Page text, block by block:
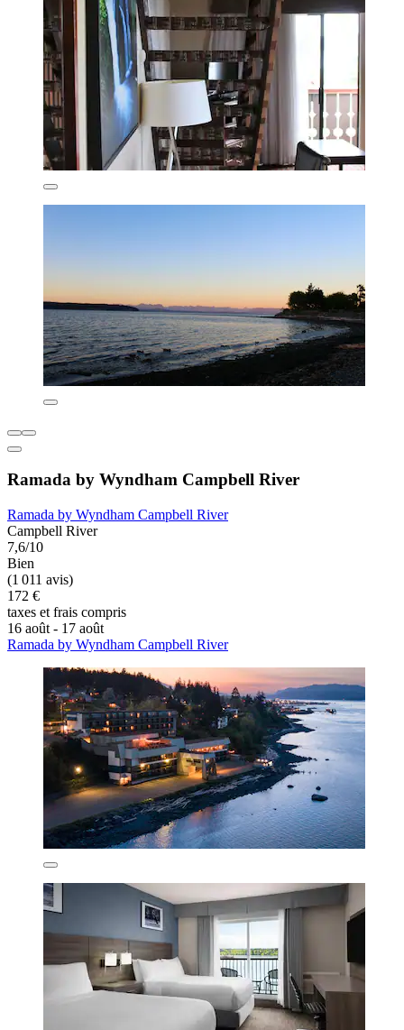
Ramada by Wyndham Campbell River
Ramada by Wyndham Campbell River
Campbell River
7,6/10
Bien
(1 011 avis)
172 €
taxes et frais compris
16 août - 17 août
Ramada by Wyndham Campbell River